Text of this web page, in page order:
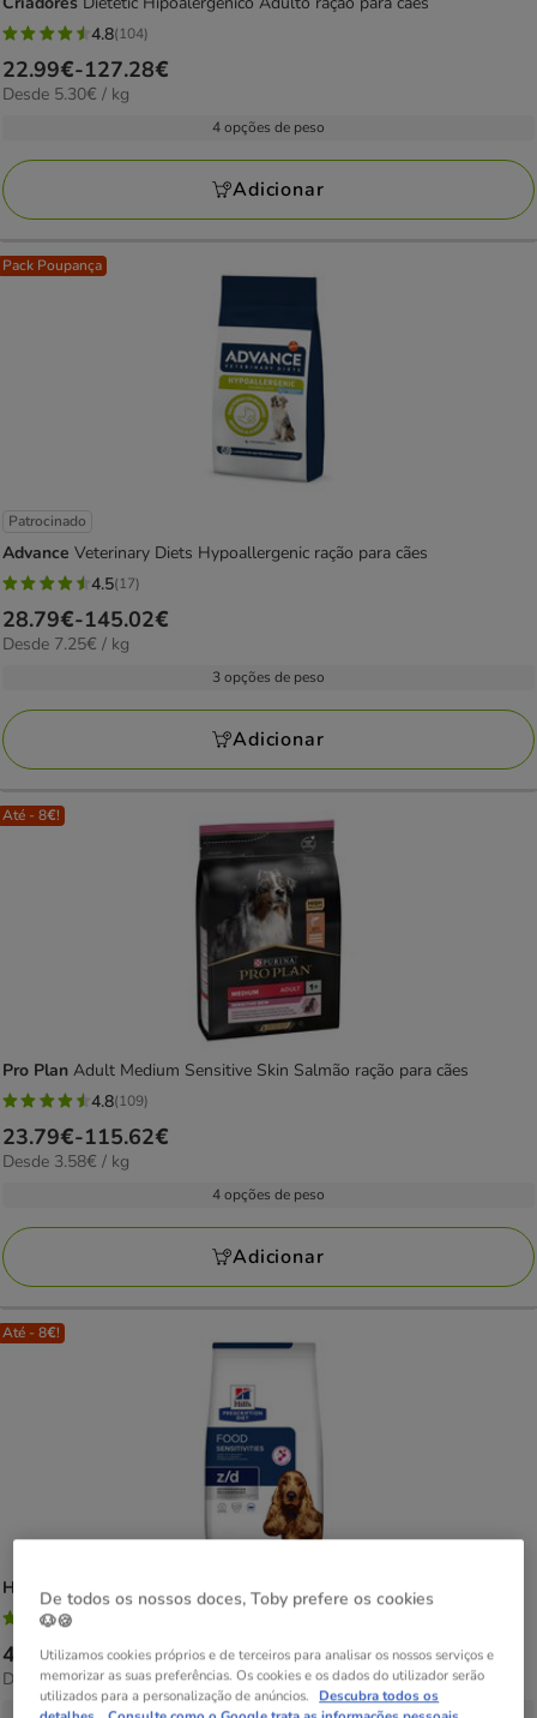
4.8
estrelas
com
avaliações
4.8(104)
Preço
de
127.28€
22.99€-127.28€
5.30€
Desde 5.30€ / kg
4 opções de peso
Adicionar
Pack Poupança
Patrocinado
Advance Veterinary Diets Hypoallergenic ração para cães
4.5
estrelas
com
avaliações
4.5(17)
Preço
de
145.02€
28.79€-145.02€
7.25€
Desde 7.25€ / kg
3 opções de peso
Adicionar
Até - 8€!
Pro Plan Adult Medium Sensitive Skin Salmão ração para cães
4.8
estrelas
com
avaliações
4.8(109)
Preço
de
115.62€
23.79€-115.62€
3.58€
Desde 3.58€ / kg
4 opções de peso
Adicionar
Até - 8€!
Hill'sPrescription Diet z/d Food Sensitive ração para cães
4.8
estrelas
com
Preço
de
46.69€
46.69€-180.30€
9.02€
Desde 9.02€ / kg
4 opções de peso
De todos os nossos doces, Toby prefere os cookies
🐶🍪
Utilizamos cookies próprios e de terceiros para analisar os nossos serviços e
memorizar as suas preferências. Os cookies e os dados do utilizador serão
utilizados para a personalização de anúncios. Descubra todos os